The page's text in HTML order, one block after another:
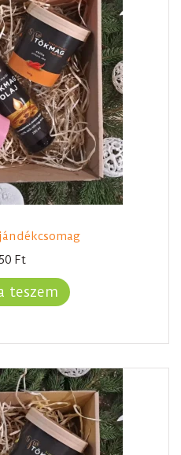
Ft
teszem